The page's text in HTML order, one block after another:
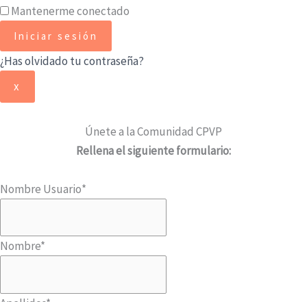
Mantenerme conectado
¿Has olvidado tu contraseña?
x
Únete a la Comunidad CPVP
Rellena el siguiente formulario:
Nombre Usuario*
Nombre*